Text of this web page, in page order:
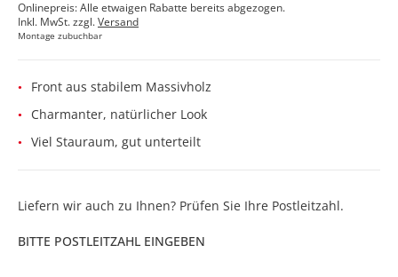
Onlinepreis: Alle etwaigen Rabatte bereits abgezogen.
Inkl. MwSt. zzgl.Versand
Montage zubuchbar
Front aus stabilem Massivholz
Charmanter, natürlicher Look
Viel Stauraum, gut unterteilt
Liefern wir auch zu Ihnen? Prüfen Sie Ihre Postleitzahl.
BITTE POSTLEITZAHL EINGEBEN